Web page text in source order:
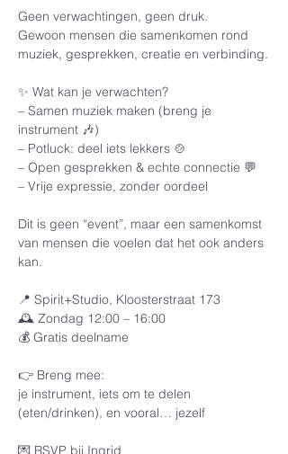
Geen verwachtingen, geen druk.
Gewoon mensen die samenkomen rond
muziek, gesprekken, creatie en verbinding.
✨ Wat kan je verwachten?
– Samen muziek maken (breng je
instrument 🎶)
– Potluck: deel iets lekkers 🍲
– Open gesprekken & echte connectie 💬
– Vrije expressie, zonder oordeel
Dit is geen “event”, maar een samenkomst
van mensen die voelen dat het ook anders
kan.
📍 Spirit+Studio, Kloosterstraat 173
🕰️ Zondag 12:00 – 16:00
💰 Gratis deelname
👉 Breng mee:
je instrument, iets om te delen
(eten/drinken), en vooral… jezelf
💌 RSVP bij Ingrid